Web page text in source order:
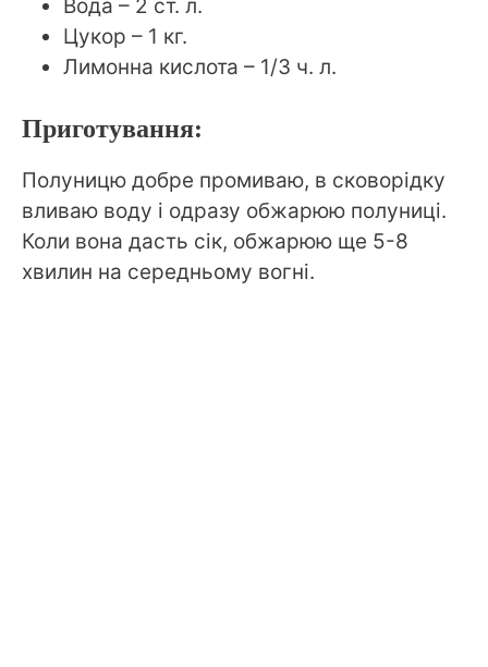
Вода – 2 ст. л.
Цукор – 1 кг.
Лимонна кислота – 1/3 ч. л.
Приготування:
Полуницю добре промиваю, в сковорідку
вливаю воду і одразу обжарюю полуниці.
Коли вона дасть сік, обжарюю ще 5-8
хвилин на середньому вогні.